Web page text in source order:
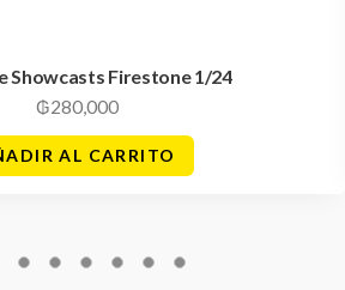
Showcasts Firestone 1/24
₲280,000
AL CARRITO